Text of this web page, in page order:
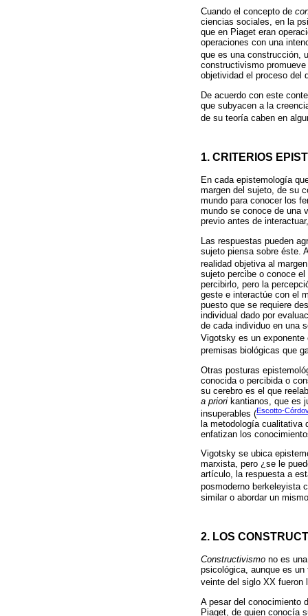
Cuando el concepto de
ciencias sociales, en la
que en Piaget eran
operaciones con una
que es una construcción,
constructivismo
objetividad el proceso del
De acuerdo con este
que subyacen a la
de su teoría caben en
1. CRITERIOS
En cada epistemología
margen del sujeto, de su
mundo para conocer los
mundo se conoce de una
previo antes de
Las respuestas pueden
sujeto piensa sobre éste.
realidad objetiva al
sujeto percibe o conoce
percibirlo, pero la
geste e interactúe con el
puesto que se requiere
individual dado por
de cada individuo en una
Vigotsky es un exponente
premisas biológicas que
Otras posturas
conocida o percibida o
su cerebro es el que
a priori kantianos, que es
insuperables (Escotto-
la metodología
enfatizan los
Vigotsky se ubica
marxista, pero ¿se le
artículo, la respuesta a
posmoderno berkeleyista
similar o abordar un
2. LOS
Constructivismo no es
psicológica, aunque es
veinte del siglo XX
A pesar del conocimiento
Piaget, de quien conocía